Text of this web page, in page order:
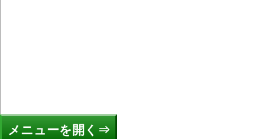
メニュー